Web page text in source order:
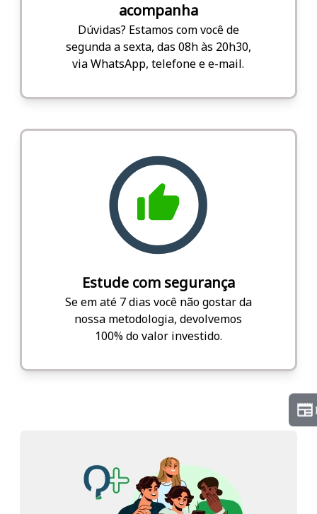
acompanha
Dúvidas? Estamos com você de
segunda a sexta, das 08h às 20h30,
via WhatsApp, telefone e e-mail.
Estude com segurança
Se em até 7 dias você não gostar da
nossa metodologia, devolvemos
100% do valor investido.